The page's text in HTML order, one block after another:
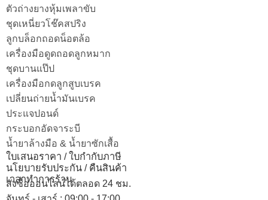
ตัวถ่างยางหุ้มเพลาขับ
ชุดเหนี่ยวโช๊คสปริง
ลูกบล็อกถอดน็อตล้อ
เครื่องมือดูดถอดลูกหมาก
ชุดบานแป๊ป
เครื่องมือกดลูกสูบเบรค
เปลี่ยนถ่ายน้ำมันเบรค
ประแจปอนด์
กระบอกอัดจาระบี
น้ำยาล้างมือ & น้ำยาซักเสื้อ
ใบเสนอราคา / ใบกำกับภาษี
นโยบายรับประกัน / คืนสินค้า
เวลาทำการร้าน
สั่งซื้อออนไลน์ได้ตลอด 24 ชม.